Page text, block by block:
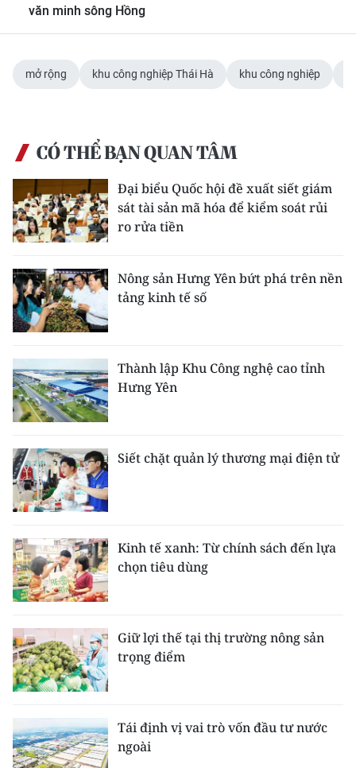
Chuyên trang Hà Nội
VỀ BÁO NHÂN DÂN
THỜI NAY
NHÂN DÂN HẰNG THÁNG
MUA BÁO
ĐỌC BÁO IN
ENGLISH
中文
FRANÇAIS
РУССКИЙ
ESPAÑOL
văn minh sông Hồng
mở rộng khu công nghiệp Thái Hà khu công nghiệp
CÓ THỂ BẠN QUAN TÂM
Đại biểu Quốc hội đề xuất siết giám
sát tài sản mã hóa để kiểm soát rủi
ro rửa tiền
Nông sản Hưng Yên bứt phá trên nền
tảng kinh tế số
Thành lập Khu Công nghệ cao tỉnh
Hưng Yên
Siết chặt quản lý thương mại điện tử
Kinh tế xanh: Từ chính sách đến lựa
chọn tiêu dùng
Giữ lợi thế tại thị trường nông sản
trọng điểm
Tái định vị vai trò vốn đầu tư nước
ngoài